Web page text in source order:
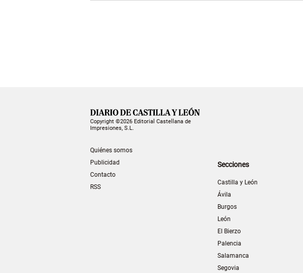
Copyright ©2026 Editorial Castellana de
Impresiones, S.L.
Quiénes somos
Publicidad
Contacto
RSS
Secciones
Castilla y León
Ávila
Burgos
León
El Bierzo
Palencia
Salamanca
Segovia